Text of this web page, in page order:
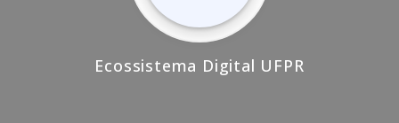
Ecossistema Digital UFPR